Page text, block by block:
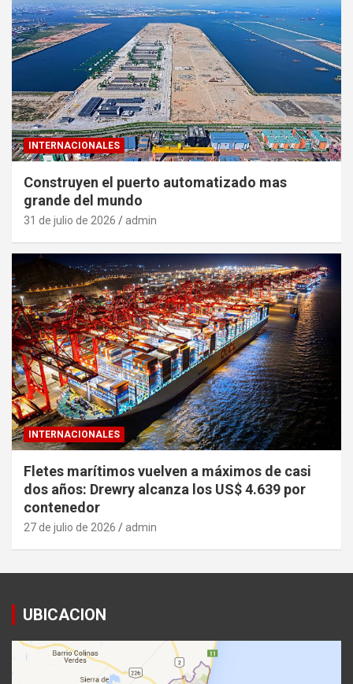
INTERNACIONALES
Construyen el puerto automatizado mas
grande del mundo
31 de julio de 2026 admin
INTERNACIONALES
Fletes marítimos vuelven a máximos de casi
dos años: Drewry alcanza los US$ 4.639 por
contenedor
27 de julio de 2026 admin
UBICACION